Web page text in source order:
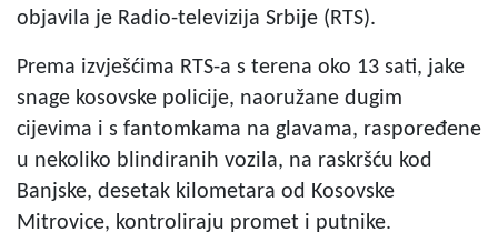
objavila je Radio-televizija Srbije (RTS).
Prema izvješćima RTS-a s terena oko 13 sati, jake
snage kosovske policije, naoružane dugim
cijevima i s fantomkama na glavama, raspoređene
u nekoliko blindiranih vozila, na raskršću kod
Banjske, desetak kilometara od Kosovske
Mitrovice, kontroliraju promet i putnike.